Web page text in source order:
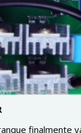
finalmente